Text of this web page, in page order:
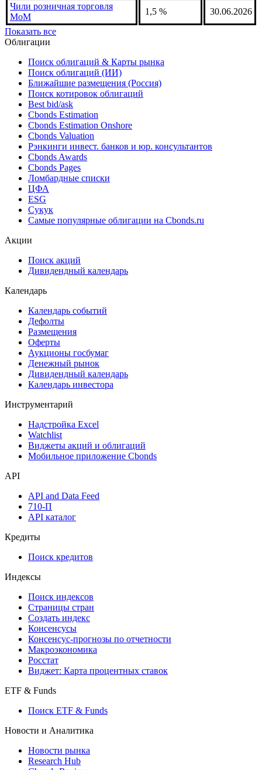
Чили розничная торговля
MoM
1,5 %
30.06.2026
Показать все
Облигации
Поиск облигаций & Карты рынка
Поиск облигаций (ИИ)
Ближайшие размещения (Россия)
Поиск котировок облигаций
Best bid/ask
Cbonds Estimation
Cbonds Estimation Onshore
Cbonds Valuation
Рэнкинги инвест. банков и юр. консультантов
Cbonds Awards
Cbonds Pages
Ломбардные списки
ЦФА
ESG
Сукук
Самые популярные облигации на Cbonds.ru
Акции
Поиск акций
Дивидендный календарь
Календарь
Календарь событий
Дефолты
Размещения
Оферты
Аукционы госбумаг
Денежный рынок
Дивидендный календарь
Календарь инвестора
Инструментарий
Надстройка Excel
Watchlist
Виджеты акций и облигаций
Мобильное приложение Cbonds
API
API and Data Feed
710-П
API каталог
Кредиты
Поиск кредитов
Индексы
Поиск индексов
Страницы стран
Создать индекс
Консенсусы
Консенсус-прогнозы по отчетности
Макроэкономика
Росстат
Виджет: Карта процентных ставок
ETF & Funds
Поиск ETF & Funds
Новости и Аналитика
Новости рынка
Research Hub